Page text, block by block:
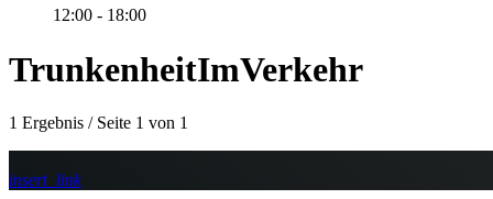
12:00 - 18:00
TrunkenheitImVerkehr
1 Ergebnis / Seite 1 von 1
insert_link